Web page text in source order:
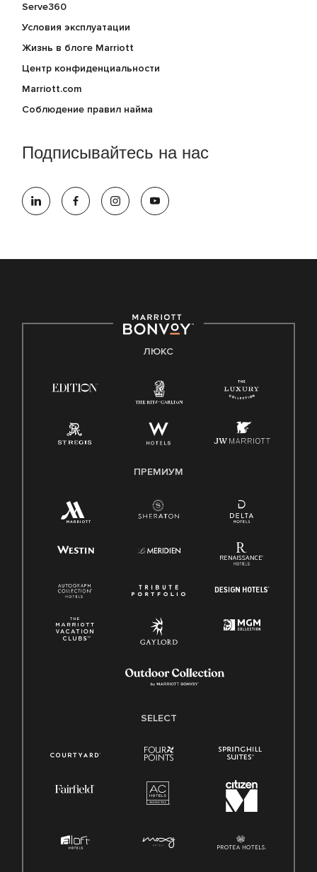
Serve360
Условия эксплуатации
Жизнь в блоге Marriott
Центр конфиденциальности
Marriott.com
Соблюдение правил найма
Подписывайтесь на нас
ЛЮКС
ПРЕМИУМ
SELECT